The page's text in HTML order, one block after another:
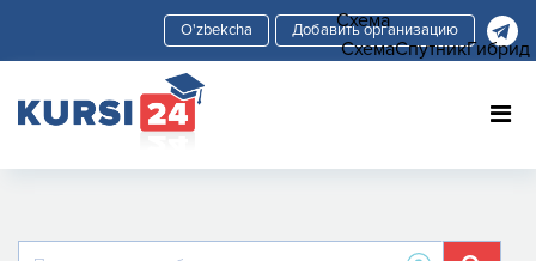
Добавить организацию
Схема
СхемаСпутникГибрид